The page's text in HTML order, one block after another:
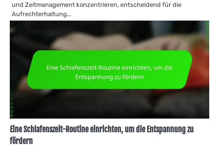
und Zeitmanagement konzentrieren, entscheidend für die
Aufrechterhaltung…
Eine Schlafenszeit-Routine einrichten, um die Entspannung zu
fördern